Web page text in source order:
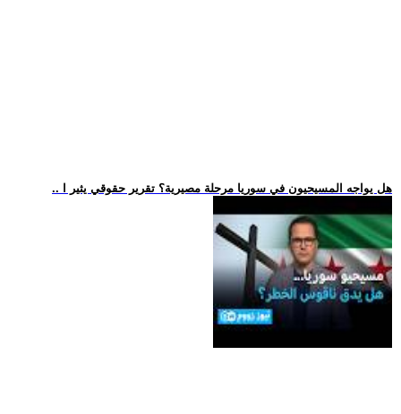
.. هل يواجه المسيحيون في سوريا مرحلة مصيرية؟ تقرير حقوقي يثير ا